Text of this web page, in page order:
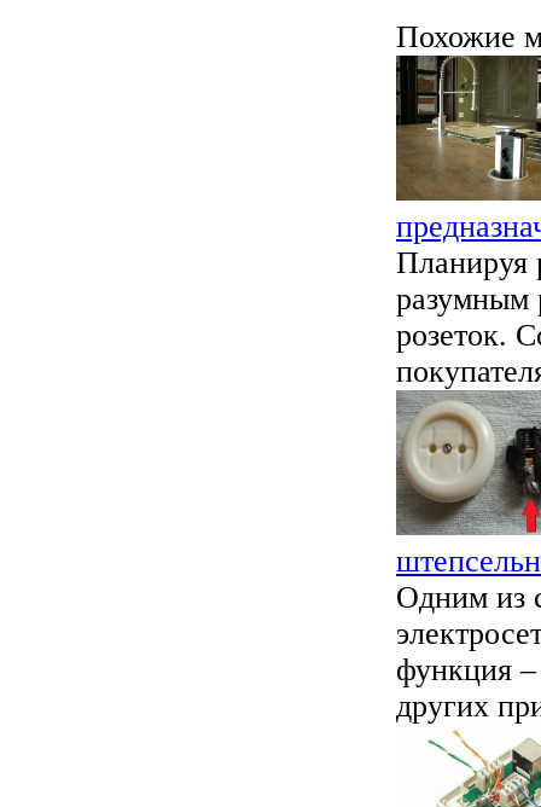
Похожие
Планируя
разумным
розеток.
Одним из
функция
других